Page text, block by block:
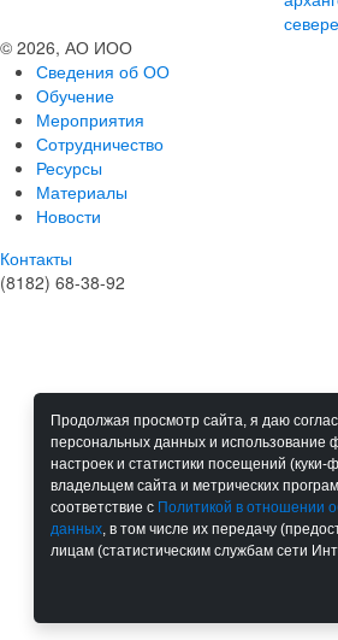
© 2026, АО ИОО
Сведения об ОО
Обучение
Мероприятия
Сотрудничество
Ресурсы
Материалы
Новости
Контакты
(8182) 68-38-92
Продолжая просмотр сайта, я даю
персональных данных и использование
настроек и статистики посещений
владельцем сайта и метрических
соответствие с Политикой в отношении
данных, в том числе их передачу
лицам (статистическим службам сети